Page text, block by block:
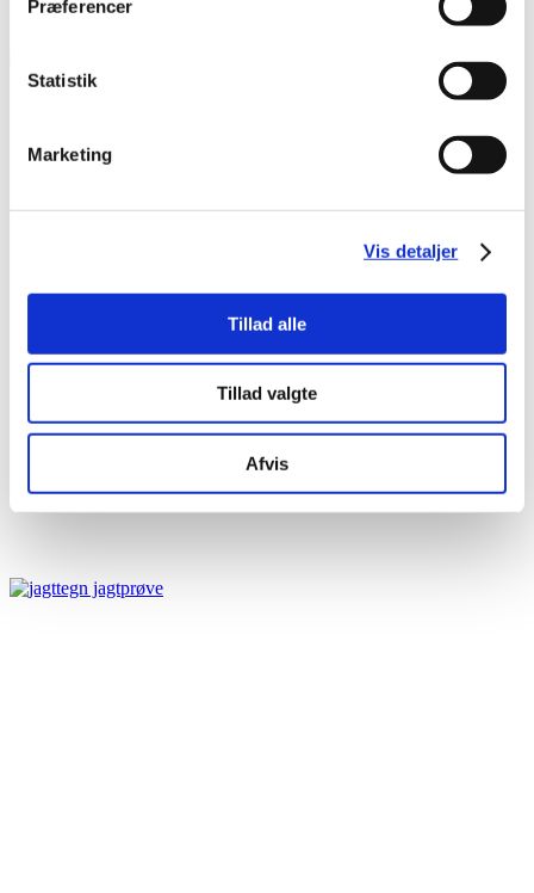
Præferencer
Statistik
Marketing
Vis detaljer
Tillad alle
Tillad valgte
Afvis